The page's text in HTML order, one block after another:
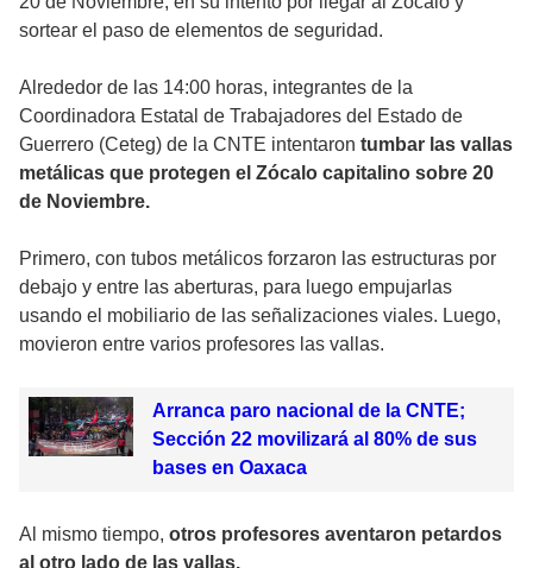
sortear el paso de elementos de seguridad.
Alrededor de las 14:00 horas, integrantes de la
Coordinadora Estatal de Trabajadores del Estado de
Guerrero (Ceteg) de la CNTE intentaron tumbar las vallas
metálicas que protegen el Zócalo capitalino sobre 20
de Noviembre.
Primero, con tubos metálicos forzaron las estructuras por
debajo y entre las aberturas, para luego empujarlas
usando el mobiliario de las señalizaciones viales. Luego,
movieron entre varios profesores las vallas.
Arranca paro nacional de la CNTE;
Sección 22 movilizará al 80% de sus
bases en Oaxaca
Al mismo tiempo, otros profesores aventaron petardos
al otro lado de las vallas.